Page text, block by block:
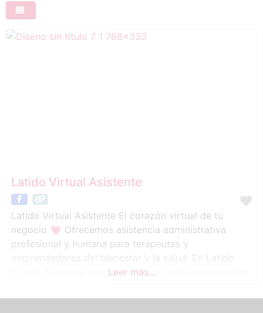
Latido Virtual Asistente
Latido Virtual Asistente El corazón virtual de tu
negocio 💗 Ofrecemos asistencia administrativa
profesional y humana para terapeutas y
Virtual Asistente nos encargamos de la organización,
enfocarte en lo que realmente importa: tu propósito.
Leer más...